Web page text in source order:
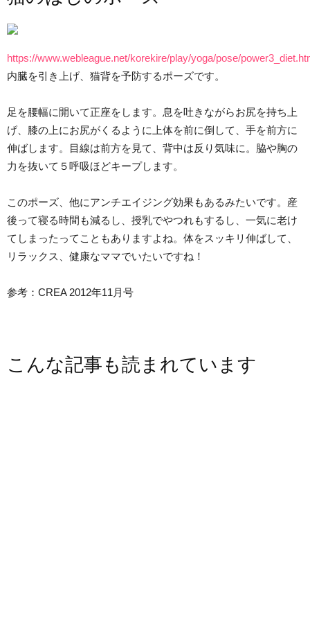
https://www.webleague.net/korekire/play/yoga/pose/
内臓を引き上げ、猫背を予防するポーズです。
足を腰幅に開いて正座をします。息を吐きながらお尻を持ち上
げ、膝の上にお尻がくるように上体を前に倒して、手を前方に
伸ばします。目線は前方を見て、背中は反り気味に。脇や胸の
力を抜いて５呼吸ほどキープします。
このポーズ、他にアンチエイジング効果もあるみたいです。産
後って寝る時間も減るし、授乳でやつれもするし、一気に老け
てしまったってこともありますよね。体をスッキリ伸ばして、
リラックス、健康なママでいたいですね！
参考：CREA 2012年11月号
こんな記事も読まれています